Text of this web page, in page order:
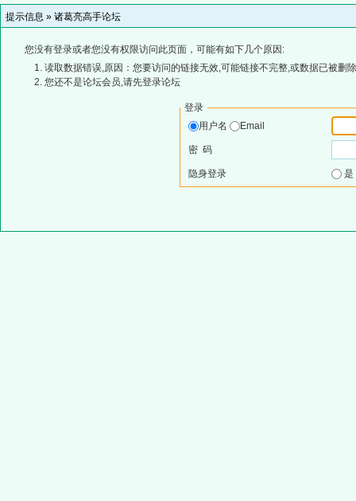
提示信息 » 诸葛亮高手论坛
您没有登录或者您没有权限访问此页面，可能有如下几个原因:
读取数据错误,原因：您要访问的链接无效,可能链接不完整,或数据已被删
您还不是论坛会员,请先登录论坛
登录
用户名
Email
密 码
隐身登录